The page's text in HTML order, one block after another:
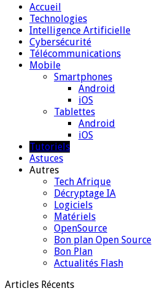
Accueil
Technologies
Intelligence Artificielle
Cybersécurité
Télécommunications
Mobile
Smartphones
Android
iOS
Tablettes
Android
iOS
Tutoriels
Astuces
Autres
Tech Afrique
Décryptage IA
Logiciels
Matériels
OpenSource
Bon plan Open Source
Bon Plan
Actualités Flash
Articles Récents